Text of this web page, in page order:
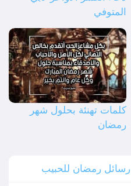
المتوفي
كلمات تهنئة بحلول شهر
رمضان
رسائل رمضان للحبيب